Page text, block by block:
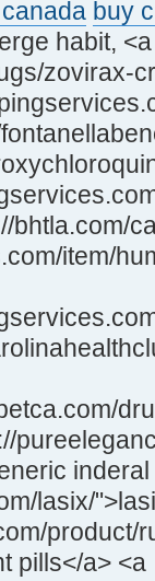
buy
habit, <a
zovirax-
bhtla.com/
item/
lasix/
product/
pills</a> <a